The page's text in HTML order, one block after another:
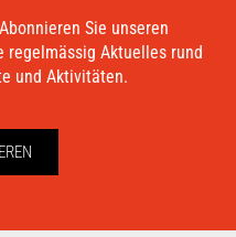
Sie unseren
regelmässig Aktuelles rund
und Aktivitäten.